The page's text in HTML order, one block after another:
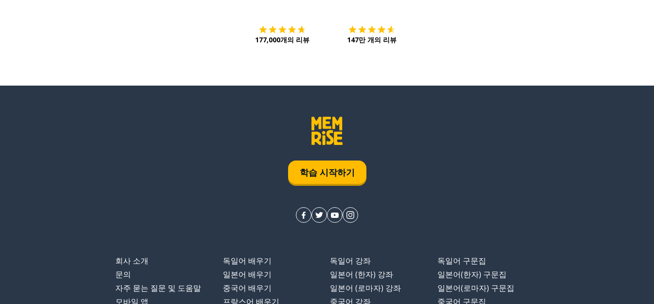
177,000개의 리뷰 147만 개의 리뷰
학습 시작하기
회사 소개
문의
자주 묻는 질문 및 도움말
모바일 앱
독일어 배우기
일본어 배우기
중국어 배우기
프랑스어 배우기
독일어 강좌
일본어 (한자) 강좌
일본어 (로마자) 강좌
중국어 강좌
독일어 구문집
일본어(한자) 구문집
일본어(로마자) 구문집
중국어 구문집